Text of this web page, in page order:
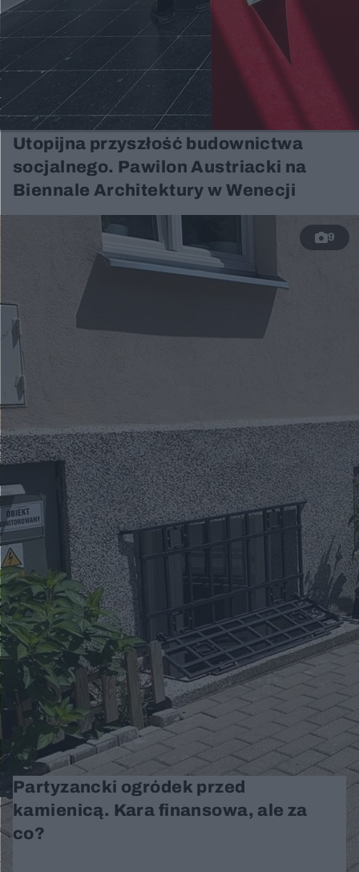
Utopijna przyszłość budownictwa
socjalnego. Pawilon Austriacki na
Biennale Architektury w Wenecji
9
Partyzancki ogródek przed
kamienicą. Kara finansowa, ale za
co?